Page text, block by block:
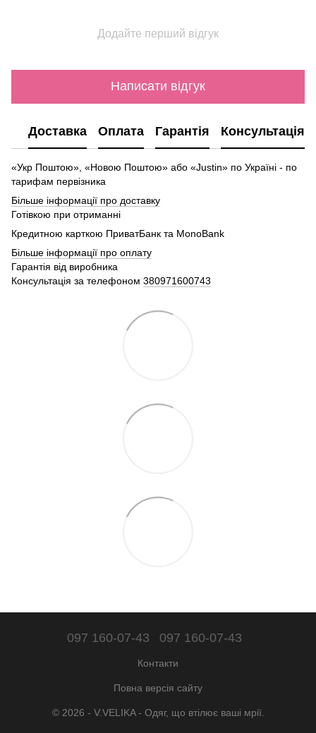
Додайте перший відгук
Написати відгук
Доставка Оплата Гарантія Консультація
«Укр Поштою», «Новою Поштою» або «Justin» по Україні - по
тарифам первізника
Більше інформації про доставку
Готівкою при отриманні
Кредитною карткою ПриватБанк та MonoBank
Більше інформації про оплату
Гарантія від виробника
Консультація за телефоном 380971600743
097 160-07-43 097 160-07-43
Контакти
Повна версія сайту
© 2026 - V.VELIKA - Одяг, що втілює ваші мрії.